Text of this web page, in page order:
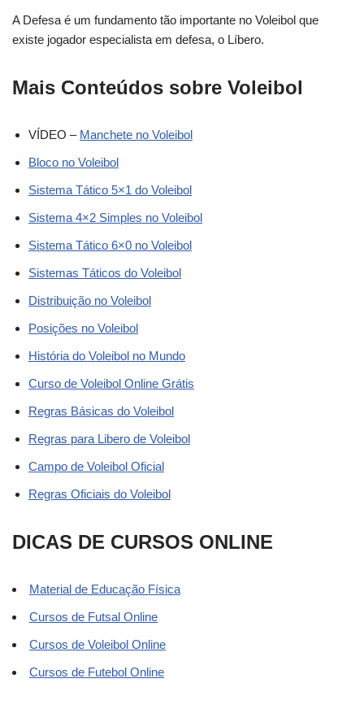
A Defesa é um fundamento tão importante no Voleibol que
existe jogador especialista em defesa, o Líbero.
Mais Conteúdos sobre Voleibol
VÍDEO – Manchete no Voleibol
Bloco no Voleibol
Sistema Tático 5×1 do Voleibol
Sistema 4×2 Simples no Voleibol
Sistema Tático 6×0 no Voleibol
Sistemas Táticos do Voleibol
Distribuição no Voleibol
Posições no Voleibol
História do Voleibol no Mundo
Curso de Voleibol Online Grátis
Regras Básicas do Voleibol
Regras para Libero de Voleibol
Campo de Voleibol Oficial
Regras Oficiais do Voleibol
DICAS DE CURSOS ONLINE
Material de Educação Física
Cursos de Futsal Online
Cursos de Voleibol Online
Cursos de Futebol Online